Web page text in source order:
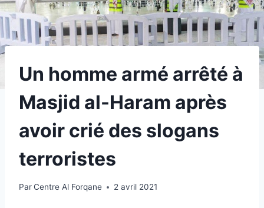
Un homme armé arrêté à
Masjid al-Haram après
avoir crié des slogans
terroristes
ParCentre Al Forqane 2 avril 2021